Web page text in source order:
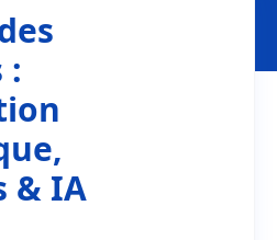
:
& IA